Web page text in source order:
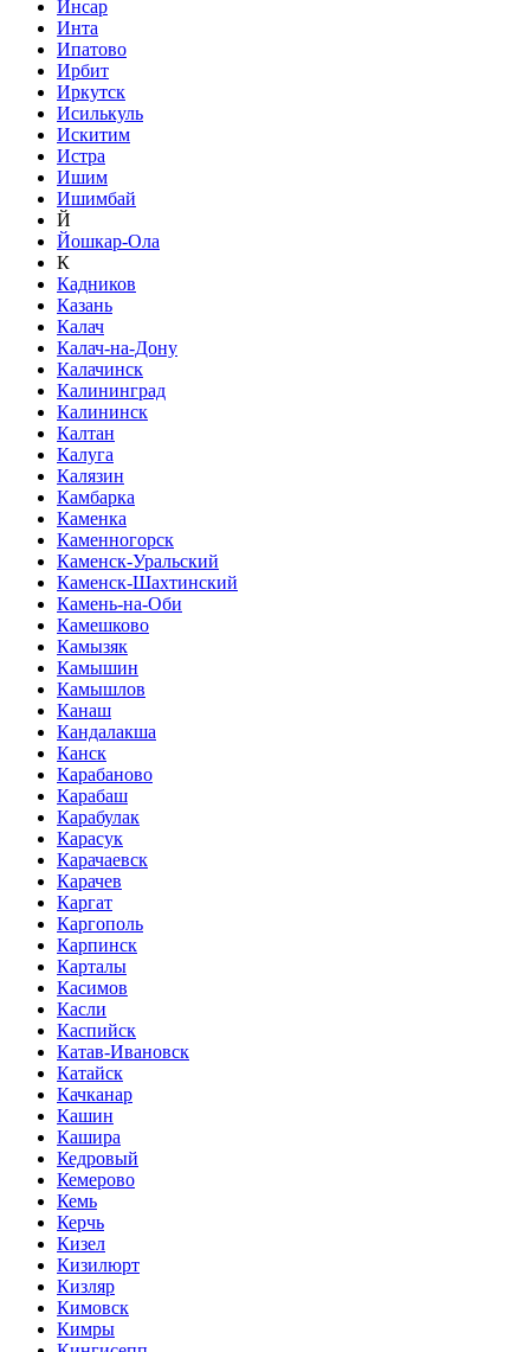
Инсар
Инта
Ипатово
Ирбит
Иркутск
Исилькуль
Искитим
Истра
Ишим
Ишимбай
Й
Йошкар-Ола
К
Кадников
Казань
Калач
Калач-на-Дону
Калачинск
Калининград
Калининск
Калтан
Калуга
Калязин
Камбарка
Каменка
Каменногорск
Каменск-Уральский
Каменск-Шахтинский
Камень-на-Оби
Камешково
Камызяк
Камышин
Камышлов
Канаш
Кандалакша
Канск
Карабаново
Карабаш
Карабулак
Карасук
Карачаевск
Карачев
Каргат
Каргополь
Карпинск
Карталы
Касимов
Касли
Каспийск
Катав-Ивановск
Катайск
Качканар
Кашин
Кашира
Кедровый
Кемерово
Кемь
Керчь
Кизел
Кизилюрт
Кизляр
Кимовск
Кимры